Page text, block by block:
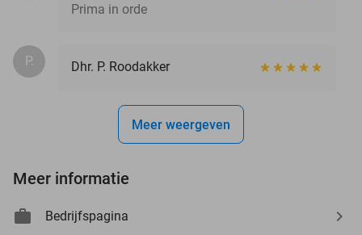
Prima in orde
P. Dhr. P. Roodakker
Meer weergeven
Meer informatie
Bedrijfspagina